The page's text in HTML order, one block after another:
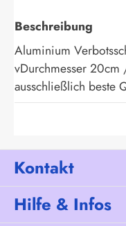
Beschreibung
Aluminium
vDurchmesser
ausschließlich beste
Kontakt
Hilfe & Infos